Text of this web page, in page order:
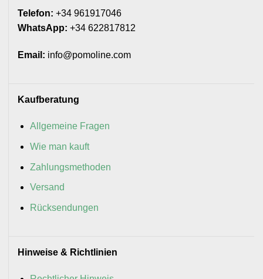
Telefon: +34 961917046
WhatsApp: +34 622817812
Email: info@pomoline.com
Kaufberatung
Allgemeine Fragen
Wie man kauft
Zahlungsmethoden
Versand
Rücksendungen
Hinweise & Richtlinien